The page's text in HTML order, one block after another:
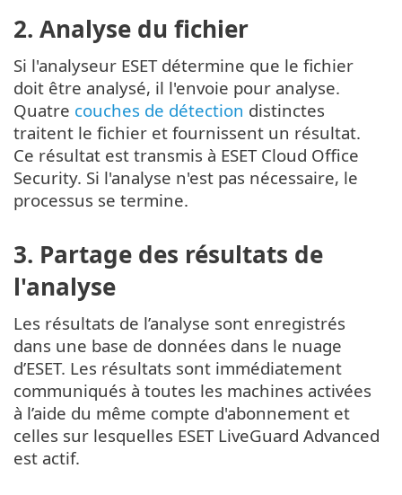
2. Analyse du fichier
Si l'analyseur ESET détermine que le fichier
doit être analysé, il l'envoie pour analyse.
Quatre couches de détection distinctes
traitent le fichier et fournissent un résultat.
Ce résultat est transmis à ESET Cloud Office
Security. Si l'analyse n'est pas nécessaire, le
processus se termine.
3. Partage des résultats de
l'analyse
Les résultats de l’analyse sont enregistrés
dans une base de données dans le nuage
d’ESET. Les résultats sont immédiatement
communiqués à toutes les machines activées
à l’aide du même compte d'abonnement et
celles sur lesquelles ESET LiveGuard Advanced
est actif.